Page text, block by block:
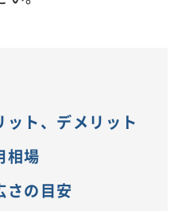
ト、デメリット
相場
の目安